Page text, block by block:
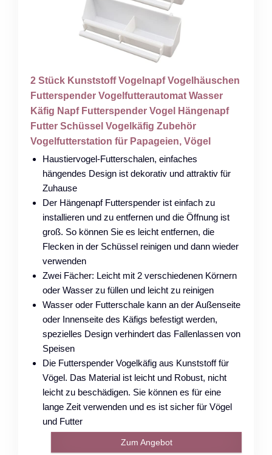
2 Stück Kunststoff Vogelnapf Vogelhäuschen
Futterspender Vogelfutterautomat Wasser
Käfig Napf Futterspender Vogel Hängenapf
Futter Schüssel Vogelkäfig Zubehör
Vogelfutterstation für Papageien, Vögel
Haustiervogel-Futterschalen, einfaches
hängendes Design ist dekorativ und attraktiv für
Zuhause
Der Hängenapf Futterspender ist einfach zu
installieren und zu entfernen und die Öffnung ist
groß. So können Sie es leicht entfernen, die
Flecken in der Schüssel reinigen und dann wieder
verwenden
Zwei Fächer: Leicht mit 2 verschiedenen Körnern
oder Wasser zu füllen und leicht zu reinigen
Wasser oder Futterschale kann an der Außenseite
oder Innenseite des Käfigs befestigt werden,
spezielles Design verhindert das Fallenlassen von
Speisen
Die Futterspender Vogelkäfig aus Kunststoff für
Vögel. Das Material ist leicht und Robust, nicht
leicht zu beschädigen. Sie können es für eine
lange Zeit verwenden und es ist sicher für Vögel
und Futter
Zum Angebot